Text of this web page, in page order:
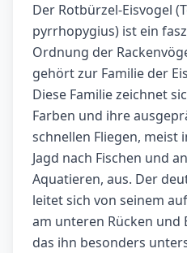
Der Rotbürzel-Eisvogel
pyrrhopygius) ist ein
Ordnung der
gehört zur Familie der
Diese Familie zeichnet
Farben und ihre
schnellen Fliegen,
Jagd nach Fischen und
Aquatieren, aus. Der
leitet sich von seinem
am unteren Rücken und
das ihn besonders